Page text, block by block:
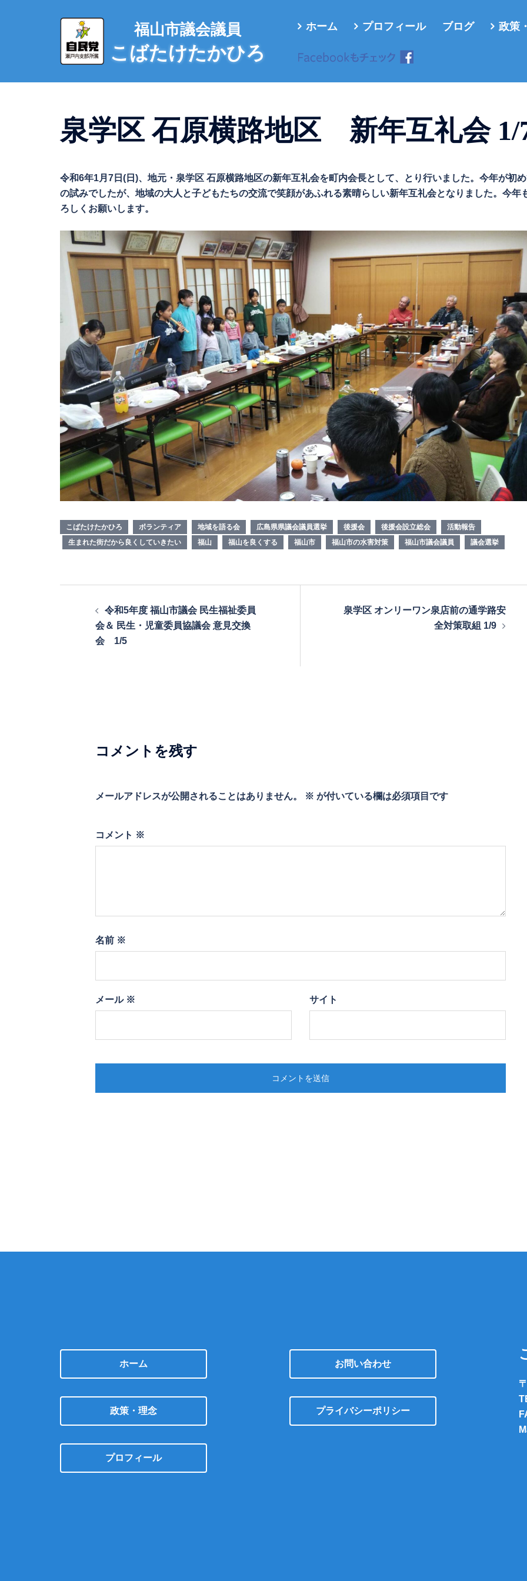
へ
福山市議会議員
こばたけたかひろ
ホーム プロフィール ブログ 政策
泉学区 石原横路地区 新年互礼会 1/
令和6年1月7日(日)、地元・泉学区 石原横路地区の新年互礼会を町内会長として、とり行いました。今年が初
の試みでしたが、地域の大人と子どもたちの交流で笑顔があふれる素晴らしい新年互礼会となりました。今年
ろしくお願いします。
こばたけたかひろ ボランティア 地域を語る会 広島県県議会議員選挙 後援会 後援会設立総会
活動報告
生まれた街だから良くしていきたい
福山 福山を良くする 福山市 福山市の水害対策 福山市議会議員 議会選挙
令和5年度 福山市議会 民生福祉委員
会＆ 民生・児童委員協議会 意見交換
会 1/5
泉学区 オンリーワン泉店前の通学路安
全対策取組 1/9
コメントを残す
メールアドレスが公開されることはありません。 ※ が付いている欄は必須項目です
コメント ※
名前 ※
メール ※ サイト
ホーム
政策・理念
プロフィール
お問い合わせ
プライバシーポリシー